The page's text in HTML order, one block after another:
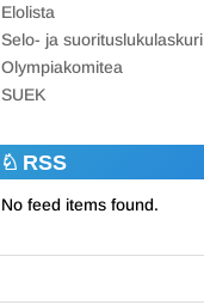
Elolista
Selo- ja suorituslukulaskuri
Olympiakomitea
SUEK
RSS
No feed items found.